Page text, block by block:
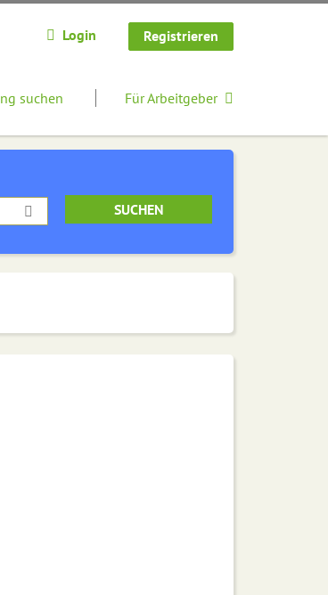
Login Registrieren
suchen Für Arbeitgeber